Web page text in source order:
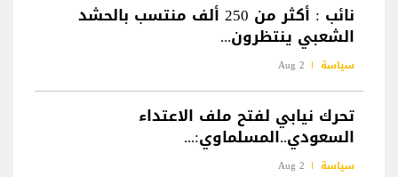
نائب : أكثر من 250 ألف منتسب بالحشد
الشعبي ينتظرون...
سياسة 2 Aug
تحرك نيابي لفتح ملف الاعتداء
السعودي..المسلماوي:...
سياسة 2 Aug